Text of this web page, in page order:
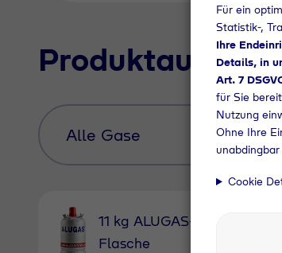
Produktauswahl
11 kg ALUGAS-
Flasche
Für ein
Statistik-,
Ihre
Details, in
Art. 7
für Sie
Nutzung
Ohne Ihre
unabdingbar
Cookie